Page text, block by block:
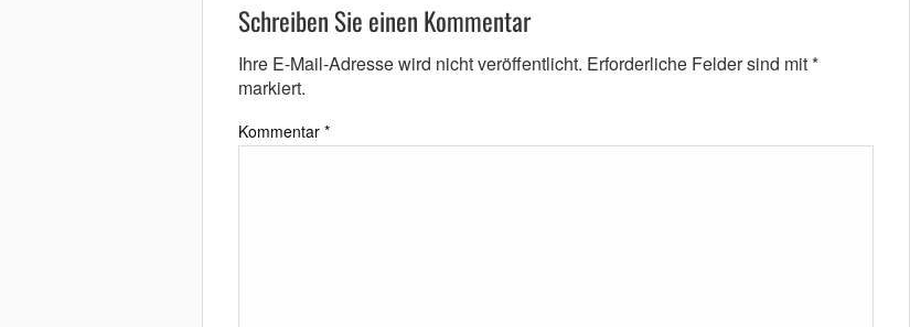
Schreiben Sie einen Kommentar
Ihre E-Mail-Adresse wird nicht veröffentlicht. Erforderliche Felder sind mit*
markiert.
Kommentar *